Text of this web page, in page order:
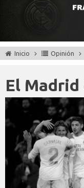
Inicio Opinión
El